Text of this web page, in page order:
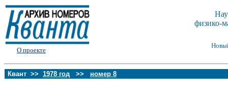
О проекте
физико-
Квант >> 1978 год >> номер 8